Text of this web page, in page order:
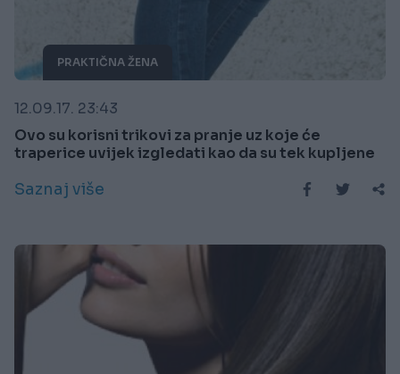
PRAKTIČNA ŽENA
12.09.17. 23:43
Ovo su korisni trikovi za pranje uz koje će
traperice uvijek izgledati kao da su tek kupljene
Saznaj više